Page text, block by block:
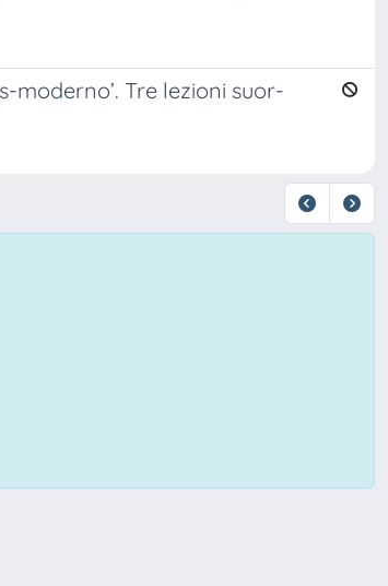
moderno’. Tre lezioni suor-